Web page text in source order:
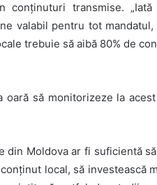
transmise.
valabil pentru tot
trebuie să aibă 80% de
să monitorizeze la
din Moldova ar fi suficientă
local, să investească